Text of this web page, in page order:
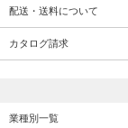
配送・送料について
カタログ請求
業種別一覧